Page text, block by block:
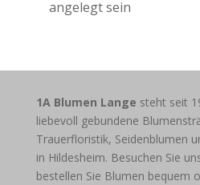
angelegt sein
1A Blumen Lange steht seit
liebevoll gebundene
Trauerfloristik, Seidenblumen
in Hildesheim. Besuchen Sie
bestellen Sie Blumen bequem